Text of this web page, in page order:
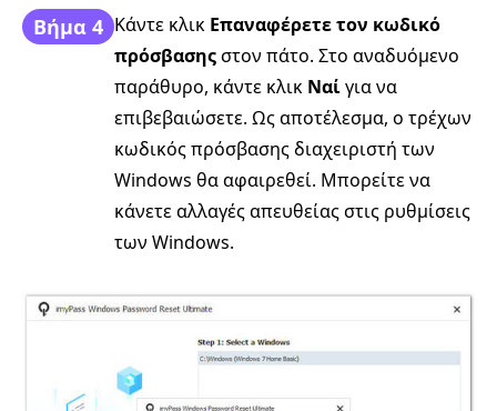
Βήμα 4 Κάντε κλικ Επαναφέρετε τον κωδικό
πρόσβασηςστον πάτο. Στο αναδυόμενο
παράθυρο, κάντε κλικ Ναίγια να
επιβεβαιώσετε. Ως αποτέλεσμα, ο τρέχων
κωδικός πρόσβασης διαχειριστή των
Windows θα αφαιρεθεί. Μπορείτε να
κάνετε αλλαγές απευθείας στις ρυθμίσεις
των Windows.